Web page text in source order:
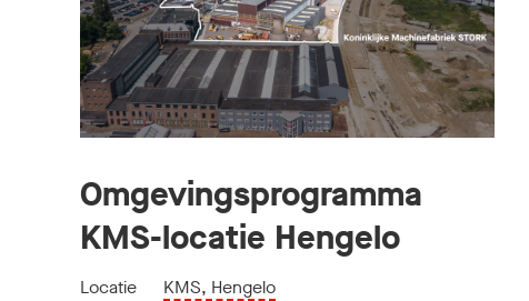
Omgevingsprogramma
KMS-locatie Hengelo
Locatie
KMS, Hengelo